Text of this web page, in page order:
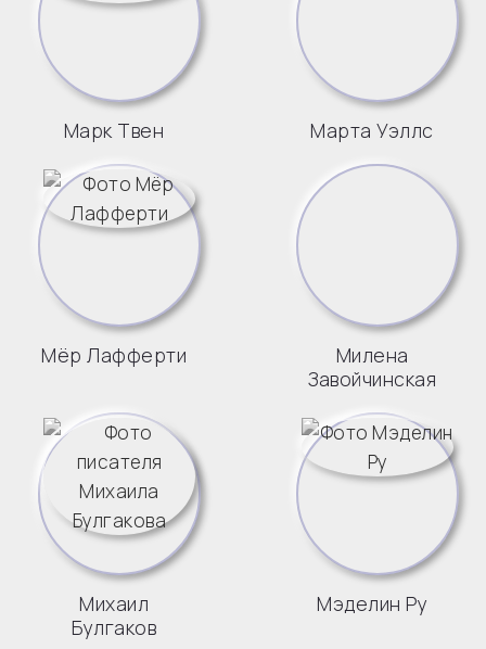
Марк Твен Марта Уэллс
Мёр Лафферти
Милена
Завойчинская
Михаил
Булгаков
Мэделин Ру